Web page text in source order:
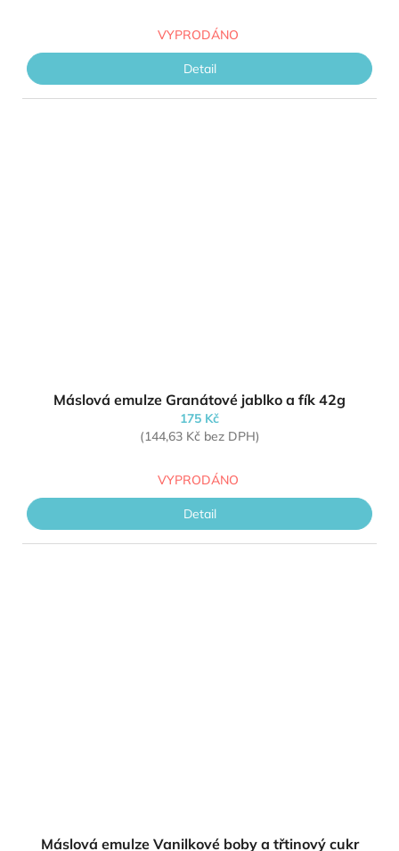
VYPRODÁNO
Detail
Máslová emulze Granátové jablko a fík 42g
175 Kč
(144,63 Kč bez DPH)
VYPRODÁNO
Detail
Máslová emulze Vanilkové boby a třtinový cukr